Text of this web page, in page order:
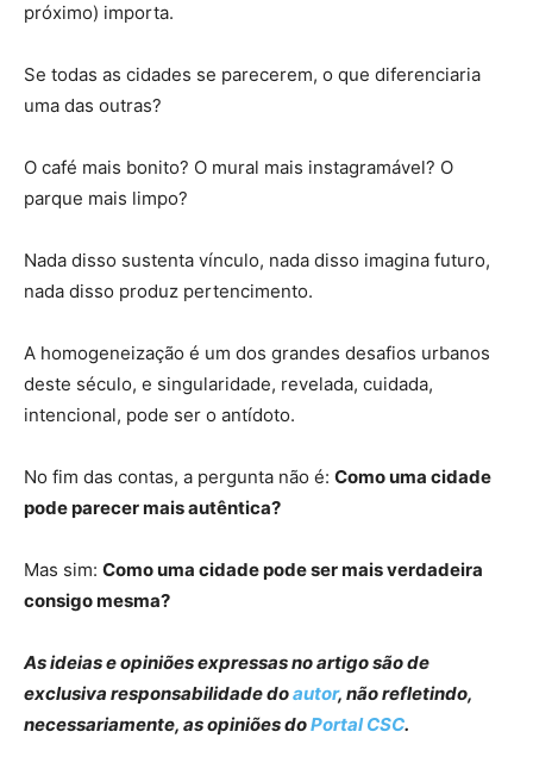
próximo) importa.
Se todas as cidades se parecerem, o que diferenciaria
uma das outras?
O café mais bonito? O mural mais instagramável? O
parque mais limpo?
Nada disso sustenta vínculo, nada disso imagina futuro,
nada disso produz pertencimento.
A homogeneização é um dos grandes desafios urbanos
deste século, e singularidade, revelada, cuidada,
intencional, pode ser o antídoto.
No fim das contas, a pergunta não é: Como uma cidade
pode parecer mais autêntica?
Mas sim: Como uma cidade pode ser mais verdadeira
consigo mesma?
As ideias e opiniões expressas no artigo são de
exclusiva responsabilidade doautor, não refletindo,
necessariamente, as opiniões doPortal CSC.